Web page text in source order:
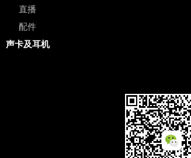
直播
配件
声卡及耳机